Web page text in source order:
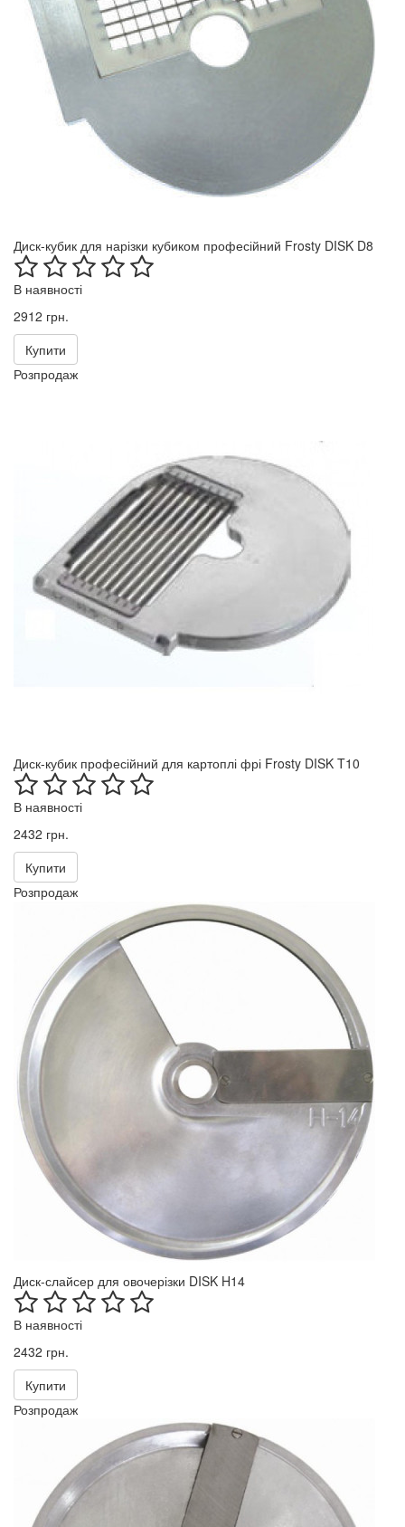
Диск-кубик для нарізки кубиком професійний Frosty DISK D8
В наявності
2912 грн.
Купити
Розпродаж
Диск-кубик професійний для картоплі фрі Frosty DISK T10
В наявності
2432 грн.
Купити
Розпродаж
Диск-слайсер для овочерізки DISK H14
В наявності
2432 грн.
Купити
Розпродаж